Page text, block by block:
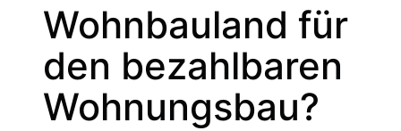
Wohnbauland für
den bezahlbaren
Wohnungsbau?